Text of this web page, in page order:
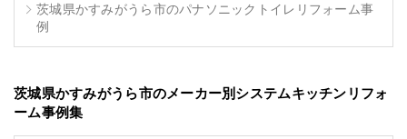
茨城県かすみがうら市のパナソニックトイレリフォーム事
例
茨城県かすみがうら市のメーカー別システムキッチンリフォ
ーム事例集